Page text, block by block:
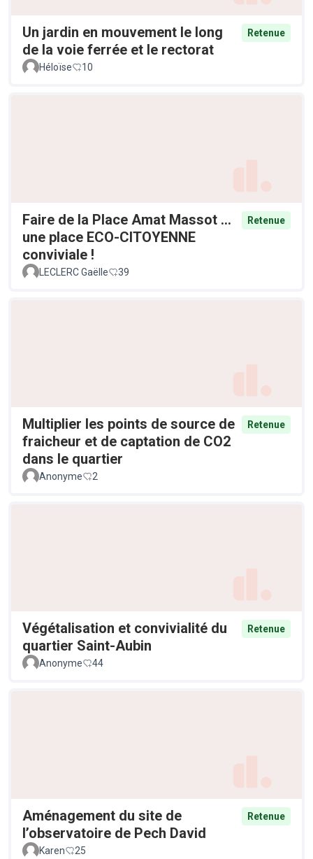
Un jardin en mouvement le long
de la voie ferrée et le rectorat
Retenue
Héloïse 10
Faire de la Place Amat Massot ...
une place ECO-CITOYENNE
conviviale !
Retenue
LECLERC Gaëlle 39
Multiplier les points de source de
fraicheur et de captation de CO2
dans le quartier
Retenue
Anonyme 2
Végétalisation et convivialité du
quartier Saint-Aubin
Retenue
Anonyme 44
Aménagement du site de
l’observatoire de Pech David
Retenue
Karen 25